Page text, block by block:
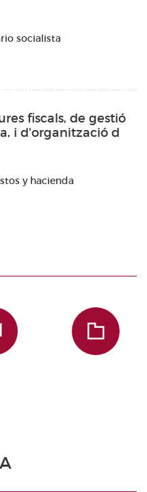
socialista
fiscals, de gestió
i d'organització d
y hacienda